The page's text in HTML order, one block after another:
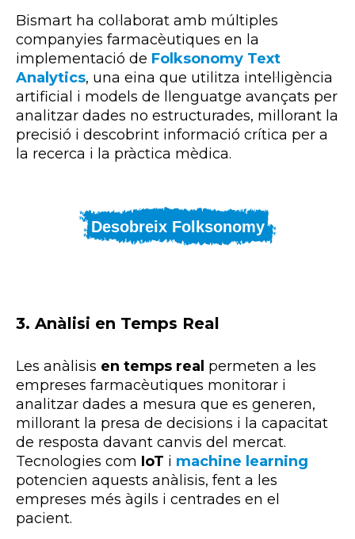
Bismart ha col·laborat amb múltiples
companyies farmacèutiques en la
implementació de Folksonomy Text
Analytics, una eina que utilitza intel·ligència
artificial i models de llenguatge avançats per
analitzar dades no estructurades, millorant la
precisió i descobrint informació crítica per a
la recerca i la pràctica mèdica.
Desobreix Folksonomy
3. Anàlisi en Temps Real
Les anàlisis en temps real permeten a les
empreses farmacèutiques monitorar i
analitzar dades a mesura que es generen,
millorant la presa de decisions i la capacitat
de resposta davant canvis del mercat.
Tecnologies com IoT i machine learning
potencien aquests anàlisis, fent a les
empreses més àgils i centrades en el
pacient.